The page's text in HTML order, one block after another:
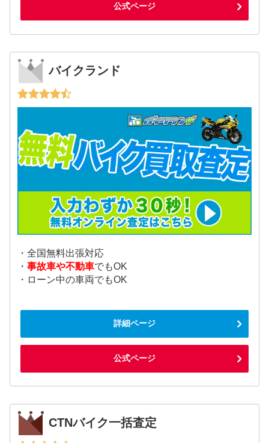
公式ページ
バイクランド
・全国無料出張対応
・事故車や不動車でもOK
・ローン中の車両でもOK
詳細ページ
公式ページ
CTNバイク一括査定